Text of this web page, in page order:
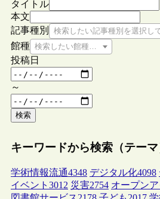
タイトル
本文
記事種別
検索したい記事種別を選択し
館種 検索したい館種を選択してください
投稿日
～
検索
キーワードから検索（テーマ
学術情報流通4348 デジタル化4098
イベント 3012 災害2754 オープン